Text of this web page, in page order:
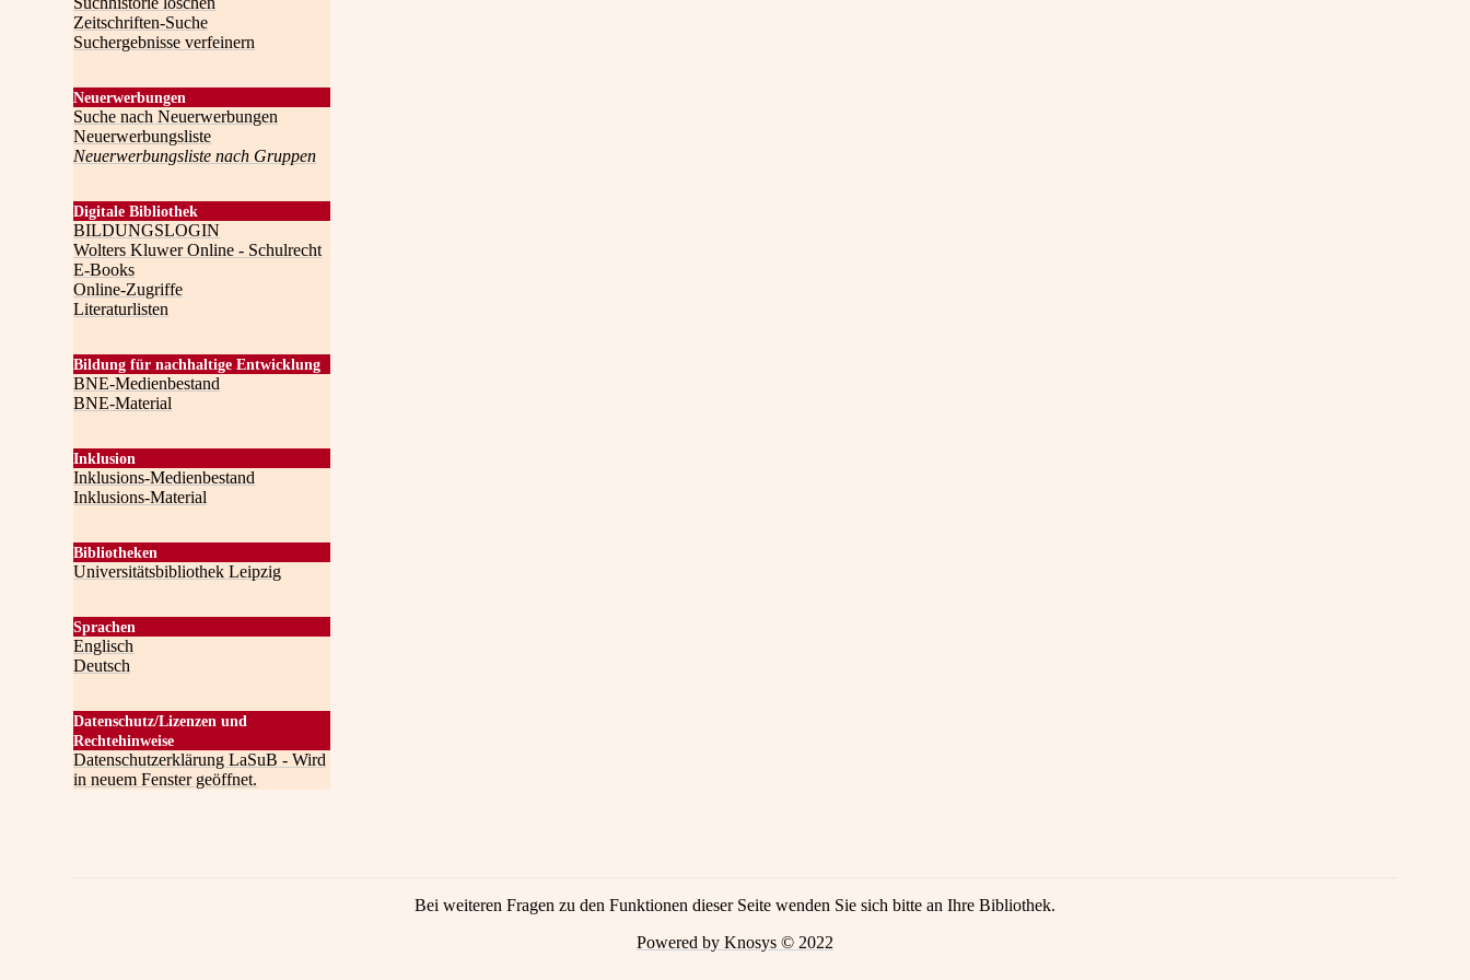
Zeitschriften-Suche
Suchergebnisse verfeinern
Neuerwerbungen
Suche nach Neuerwerbungen
Neuerwerbungsliste
Neuerwerbungsliste nach Gruppen
Digitale Bibliothek
BILDUNGSLOGIN
Wolters Kluwer Online - Schulrecht
E-Books
Online-Zugriffe
Literaturlisten
Bildung für nachhaltige Entwicklung
BNE-Medienbestand
BNE-Material
Inklusion
Inklusions-Medienbestand
Inklusions-Material
Bibliotheken
Universitätsbibliothek Leipzig
Sprachen
Englisch
Deutsch
Datenschutz/Lizenzen und
Rechtehinweise
Datenschutzerklärung LaSuB - Wird
in neuem Fenster geöffnet.
Bei weiteren Fragen zu den Funktionen dieser Seite wenden Sie sich bitte an Ihre Bibliothek.
Powered by Knosys © 2022